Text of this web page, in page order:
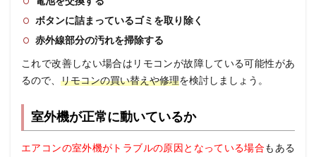
ボタンに詰まっているゴミを取り除く
赤外線部分の汚れを掃除する
これで改善しない場合はリモコンが故障している可能性があ
るので、 リモコンの買い替えや修理を検討しましょう。
室外機が正常に動いているか
エアコンの室外機がトラブルの原因となっている場合もある